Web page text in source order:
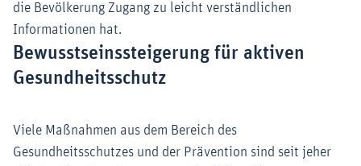
die Bevölkerung Zugang zu leicht verständlichen
Informationen hat.
Bewusstseinssteigerung für aktiven
Gesundheitsschutz
Viele Maßnahmen aus dem Bereich des
Gesundheitsschutzes und der Prävention sind seit jeher